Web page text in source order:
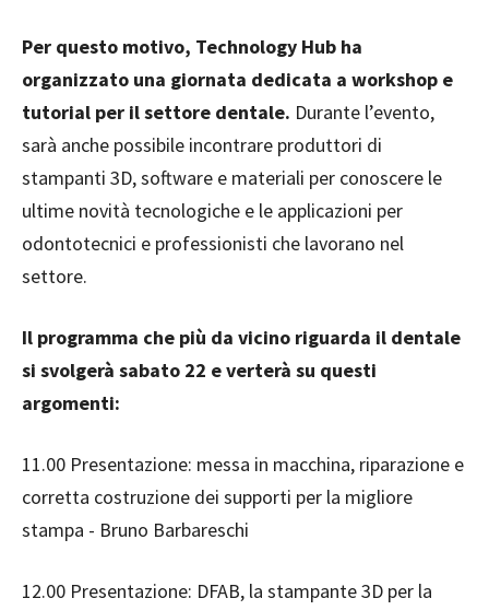
Per questo motivo, Technology Hub ha
organizzato una giornata dedicata a workshop e
tutorial per il settore dentale. Durante l’evento,
sarà anche possibile incontrare produttori di
stampanti 3D, software e materiali per conoscere le
ultime novità tecnologiche e le applicazioni per
odontotecnici e professionisti che lavorano nel
settore.
Il programma che più da vicino riguarda il dentale
si svolgerà sabato 22 e verterà su questi
argomenti:
11.00 Presentazione: messa in macchina, riparazione e
corretta costruzione dei supporti per la migliore
stampa - Bruno Barbareschi
12.00 Presentazione: DFAB, la stampante 3D per la